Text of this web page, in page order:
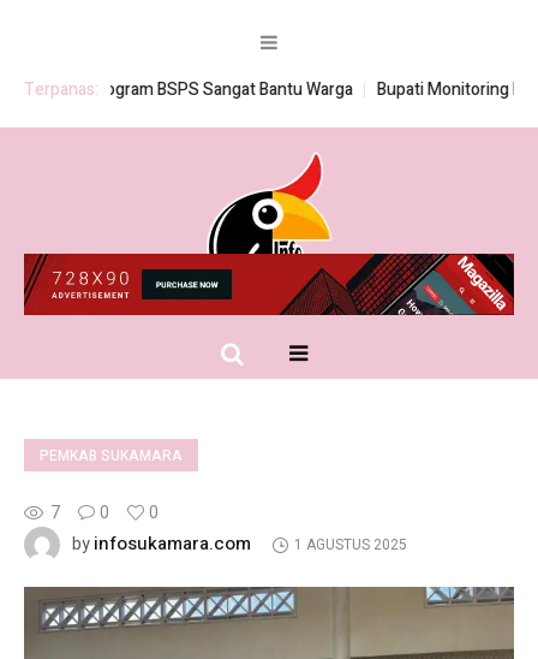
Terpanas:Program BSPS Sangat Bantu Warga Bupati Monitoring
PEMKAB SUKAMARA
7 0
0
byinfosukamara.com 1 AGUSTUS 2025